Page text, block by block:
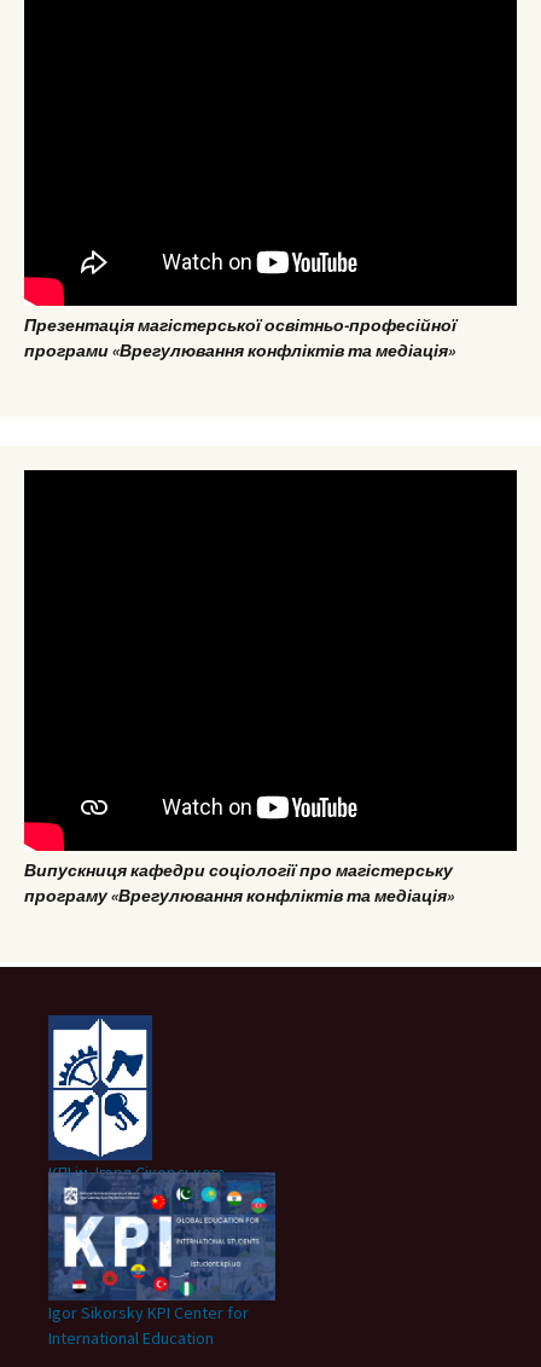
Презентація магістерської освітньо-професійної
програми «Врегулювання конфліктів та медіація»
Випускниця кафедри соціології про магістерську
програму «Врегулювання конфліктів та медіація»
КПІ ім. Ігоря Сікорського
Igor Sikorsky KPI Center for
International Education